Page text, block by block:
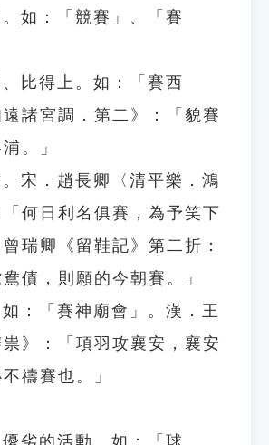
如：「競賽」、「賽
比得上。如：「賽西
諸宮調．第二》：「貌賽
。」
宋．趙長卿〈清平樂．鴻
何日利名俱賽，為予笑下
瑞卿《留鞋記》第二折：
鴦債，則願的今朝賽。」
：「賽神廟會」。漢．王
》：「項羽攻襄安，襄安
禱賽也。」
劣的活動。如：「球